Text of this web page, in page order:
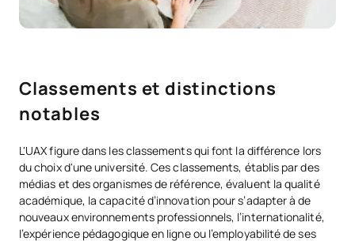
Classements et distinctions
notables
L'UAX figure dans les classements qui font la différence lors
du choix d'une université. Ces classements, établis par des
médias et des organismes de référence, évaluent la qualité
académique, la capacité d’innovation pour s’adapter à de
nouveaux environnements professionnels, l’internationalité,
l’expérience pédagogique en ligne ou l’employabilité de ses